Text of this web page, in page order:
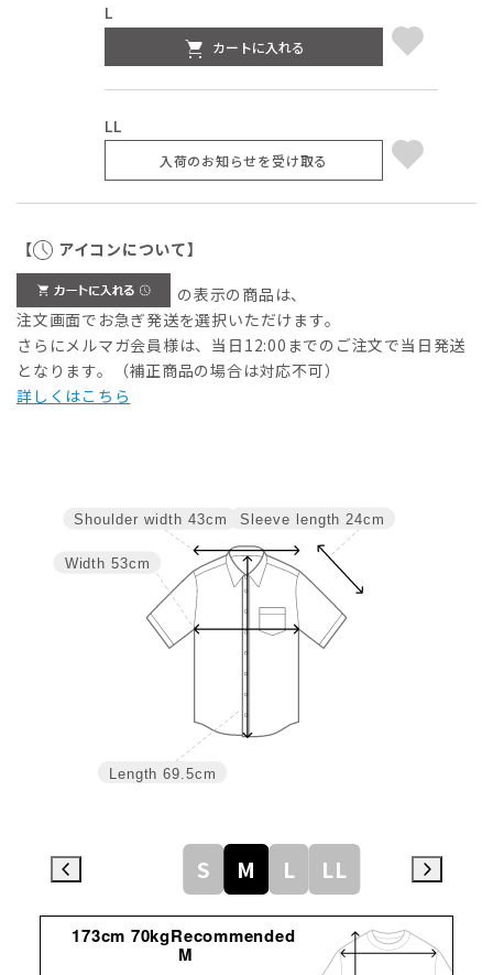
L
カートに入れる
LL
入荷のお知らせを受け取る
【 アイコンについて】
の表示の商品は、
注文画面でお急ぎ発送を選択いただけます。
さらにメルマガ会員様は、当日12:00までのご注文で当日発送
となります。（補正商品の場合は対応不可）
詳しくはこちら
Sleeve length 24cm
Length 69.5cm
Width 53cm
Shoulder width 43cm
S M L LL
173cm 70kgRecommended
M